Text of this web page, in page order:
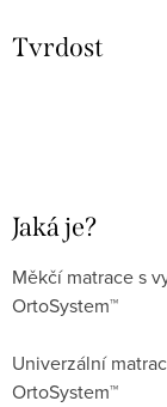
Tvrdost
Jaká je?
Měkčí matrace s
OrtoSystem™
Univerzální
OrtoSystem™